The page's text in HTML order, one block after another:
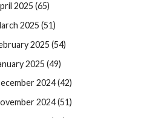
2025 (65)
2025 (51)
2025 (54)
2025 (49)
2024 (42)
2024 (51)